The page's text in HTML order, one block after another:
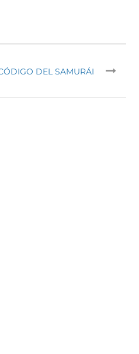
DEL SAMURÁI